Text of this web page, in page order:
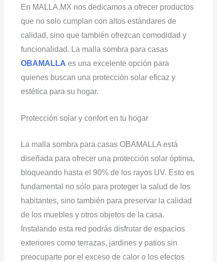
En MALLA.MX nos dedicamos a ofrecer productos
que no solo cumplan con altos estándares de
calidad, sino que también ofrezcan comodidad y
funcionalidad. La malla sombra para casas
OBAMALLA es una excelente opción para
quienes buscan una protección solar eficaz y
estética para su hogar.
Protección solar y confort en tu hogar
La malla sombra para casas OBAMALLA está
diseñada para ofrecer una protección solar óptima,
bloqueando hasta el 90% de los rayos UV. Esto es
fundamental no sólo para proteger la salud de los
habitantes, sino también para preservar la calidad
de los muebles y otros objetos de la casa.
Instalando esta red podrás disfrutar de espacios
exteriores como terrazas, jardines y patios sin
preocuparte por el exceso de calor o los efectos